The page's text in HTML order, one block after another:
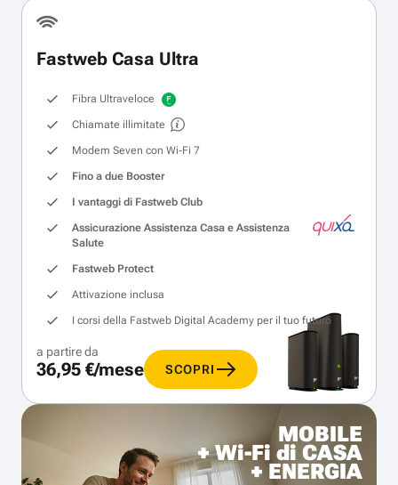
Fastweb Casa Ultra
Fibra Ultraveloce
Chiamate illimitate
Modem Seven con Wi‑Fi 7
Fino a due Booster
I vantaggi di Fastweb Club
Assicurazione Assistenza Casa e Assistenza
Salute
Fastweb Protect
Attivazione inclusa
I corsi della Fastweb Digital Academy per il tuo futuro
a partire da
36,95 €/mese SCOPRI
MOBILE
+ Wi-Fi di CASA
+ ENERGIA